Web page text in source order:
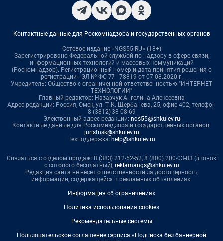
Контактные данные для Роскомнадзора и государственных органов
Сетевое издание «NGS55.RU» (18+)
Зарегистрировано Федеральной службой по надзору в сфере связи,
информационных технологий и массовых коммуникаций
(Роскомнадзор). Регистрационный номер и дата принятия решения о
регистрации - ЭЛ № ФС 77 - 78819 от 07.08.2020 г.
Учредитель: Общество с ограниченной ответственностью "ИНТЕРНЕТ
ТЕХНОЛОГИИ"
Главный редактор: Назарчук Ангелина Алексеевна
Адрес редакции: Россия, Омск, ул. Т. К. Щербанева, 25, офис 402, телефон
8 (3812) 38-08-69
Электронный адрес редакции: ngs55@shkulev.ru
Контактные данные для Роскомнадзора и государственных органов:
juristnsk@shkulev.ru
Техподдержка: help@shkulev.ru
Связаться с отделом продаж: 8 (383) 212-52-52, 8 (800) 200-03-83 (звонок
с сотового бесплатный), reklamangs@shkulev.ru
Редакция сайта не несет ответственности за достоверность
информации, содержащейся в рекламных объявлениях.
Информация об ограничениях
Политика использования cookies
Рекомендательные системы
Пользовательское соглашение сервиса «Подписка без баннерной